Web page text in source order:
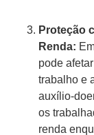
Proteção
Renda:
pode
trabalho e
auxílio-
os
renda